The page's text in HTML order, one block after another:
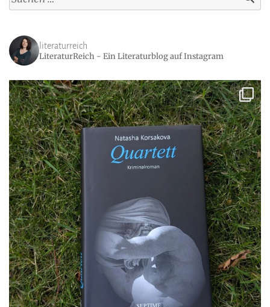
nach:
literaturreich
LiteraturReich - Ein Literaturblog auf Instagram